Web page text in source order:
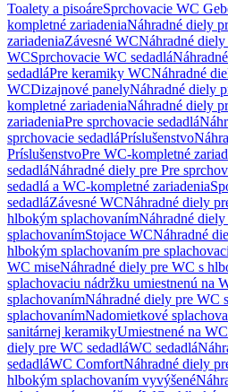
Toalety a pisoáreSprchovacie WC
kompletné zariadeniaNáhradné diely
zariadeniaZávesné WCNáhradné diely
WCSprchovacie WC sedadlá
sedadláPre keramiky WCNáhradné
WCDizajnové panelyNáhradné diely
kompletné zariadeniaNáhradné diely
zariadeniaPre sprchovacie sedadlá
sprchovacie sedadláPríslušenstvo
PríslušenstvoPre WC-kompletné
sedadláNáhradné diely pre Pre
sedadlá a WC-kompletné zariadenia
sedadláZávesné WCNáhradné diely
hlbokým splachovanímNáhradné
splachovanímStojace WCNáhradné
hlbokým splachovaním pre
WC miseNáhradné diely pre WC s
splachovaciu nádržku umiestnenú na
splachovanímNáhradné diely pre WC
splachovanímNadomietkové
sanitárnej keramikyUmiestnené na
diely pre WC sedadláWC sedadlá
sedadláWC ComfortNáhradné diely
hlbokým splachovaním vyvýšené